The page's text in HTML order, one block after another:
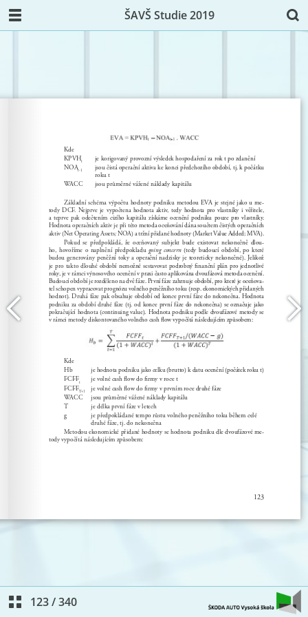
ŠAVŠ Studie 2019
123/340